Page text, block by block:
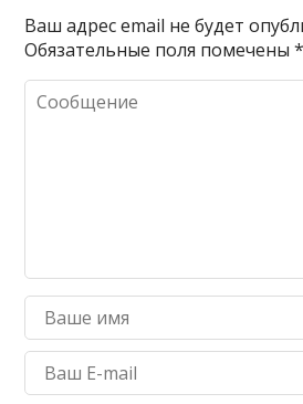
Ваш адрес email не будет
Обязательные поля помечены*